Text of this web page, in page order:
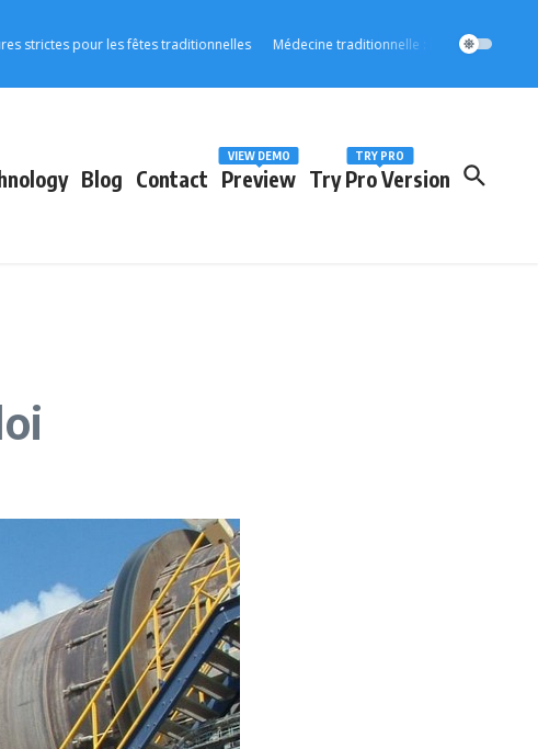
pour les fêtes traditionnelles Médecine traditionnelle : l’OOAS accélère son
Blog Contact Preview
VIEW DEMO
Try Pro Version
TRY PRO